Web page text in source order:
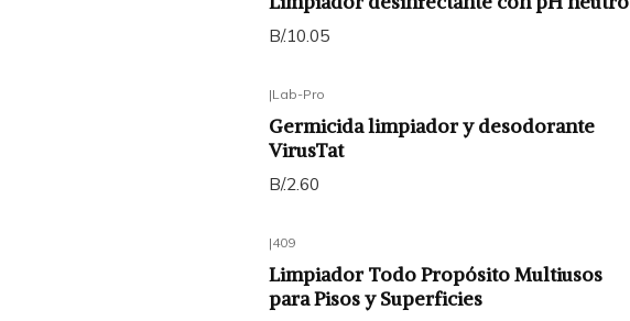
B/.10.05
|Lab-Pro
Germicida limpiador y desodorante
VirusTat
B/.2.60
|409
Limpiador Todo Propósito Multiusos
para Pisos y Superficies